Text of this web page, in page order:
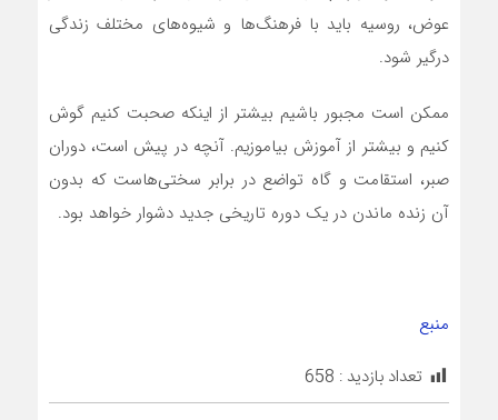
عوض، روسیه باید با فرهنگ‌ها و شیوه‌های مختلف زندگی
درگیر شود.
ممکن است مجبور باشیم بیشتر از اینکه صحبت کنیم گوش
کنیم و بیشتر از آموزش بیاموزیم. آنچه در پیش است، دوران
صبر، استقامت و گاه تواضع در برابر سختی‌هاست که بدون
آن زنده ماندن در یک دوره تاریخی جدید دشوار خواهد بود.
منبع
تعداد بازدید : 658